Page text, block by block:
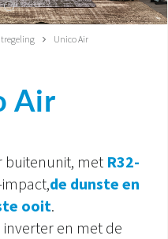
Unico Air
Air
buitenunit, met R32-
de dunste en
ooit.
inverter en met de